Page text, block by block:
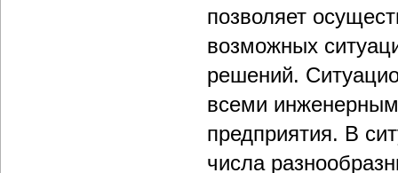
позволяет
возможных
решений.
всеми
предприятия. В
числа